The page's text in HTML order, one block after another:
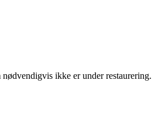
ikke er under restaurering.